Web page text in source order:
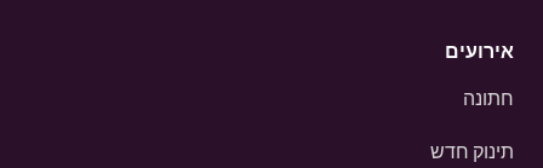
אירועים
חתונה
תינוק חדש